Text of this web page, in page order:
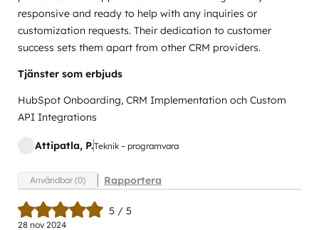
responsive and ready to help with any inquiries or
customization requests. Their dedication to customer
success sets them apart from other CRM providers.
Tjänster som erbjuds
HubSpot Onboarding, CRM Implementation och Custom
API Integrations
Attipatla, P.Teknik – programvara
Användbar (0) Rapportera
5 / 5
28 nov 2024